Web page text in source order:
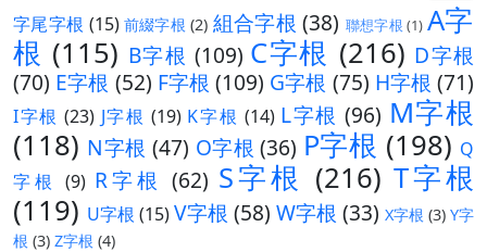
字尾字根 (15) 前綴字根 (2) 組合字根 (38) 聯想字根 (1) A字
根 (115) B字根 (109) C字根 (216) D字根
(70) E字根 (52) F字根 (109) G字根 (75) H字根 (71)
I字根 (23) J字根 (19) K字根 (14) L字根 (96) M字根
(118) N字根 (47) O字根 (36) P字根 (198) Q
字根 (9) R字根 (62) S字根 (216) T字根
(119) U字根 (15)V字根 (58) W字根 (33) X字根 (3) Y字
根 (3) Z字根 (4)